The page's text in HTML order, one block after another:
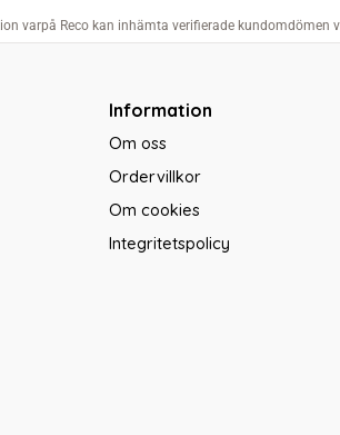
Information
Om oss
Ordervillkor
Om cookies
Integritetspolicy